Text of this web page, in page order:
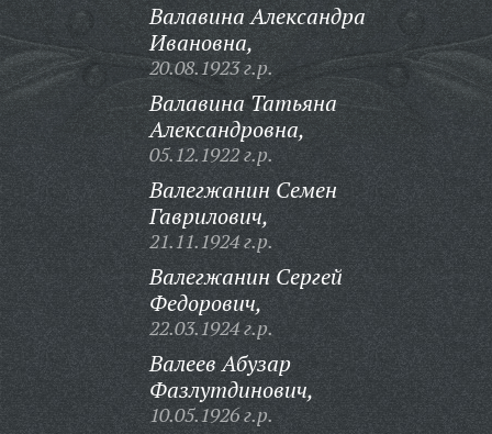
Валавина Александра
Ивановна,
20.08.1923 г.р.
Валавина Татьяна
Александровна,
05.12.1922 г.р.
Валегжанин Семен
Гаврилович,
21.11.1924 г.р.
Валегжанин Сергей
Федорович,
22.03.1924 г.р.
Валеев Абузар
Фазлутдинович,
10.05.1926 г.р.